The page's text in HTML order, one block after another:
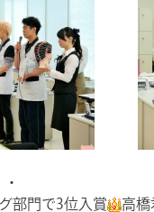
部門で3位入賞
高橋